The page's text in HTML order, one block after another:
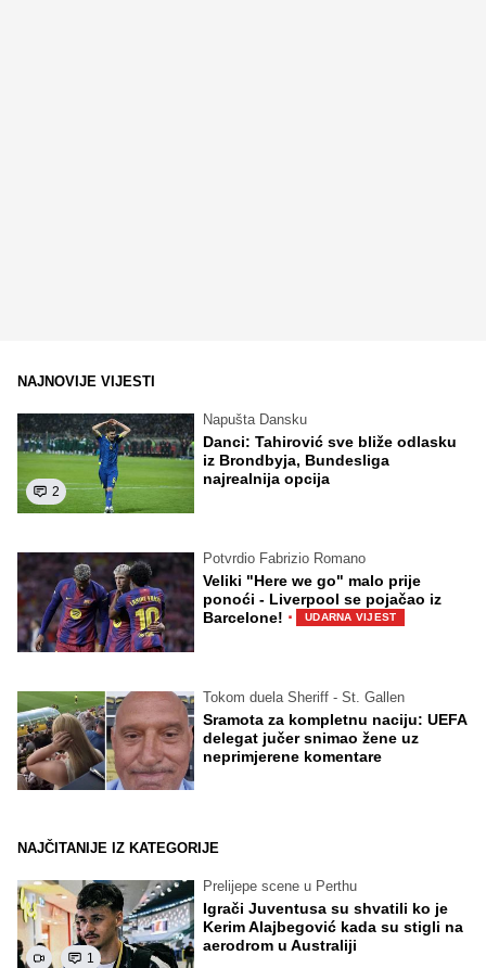
NAJNOVIJE VIJESTI
2
Napušta Dansku
Danci: Tahirović sve bliže odlasku
iz Brondbyja, Bundesliga
najrealnija opcija
Potvrdio Fabrizio Romano
Veliki "Here we go" malo prije
ponoći - Liverpool se pojačao iz
Barcelone! · UDARNA VIJEST
Tokom duela Sheriff - St. Gallen
Sramota za kompletnu naciju: UEFA
delegat jučer snimao žene uz
neprimjerene komentare
NAJČITANIJE IZ KATEGORIJE
1
Prelijepe scene u Perthu
Igrači Juventusa su shvatili ko je
Kerim Alajbegović kada su stigli na
aerodrom u Australiji